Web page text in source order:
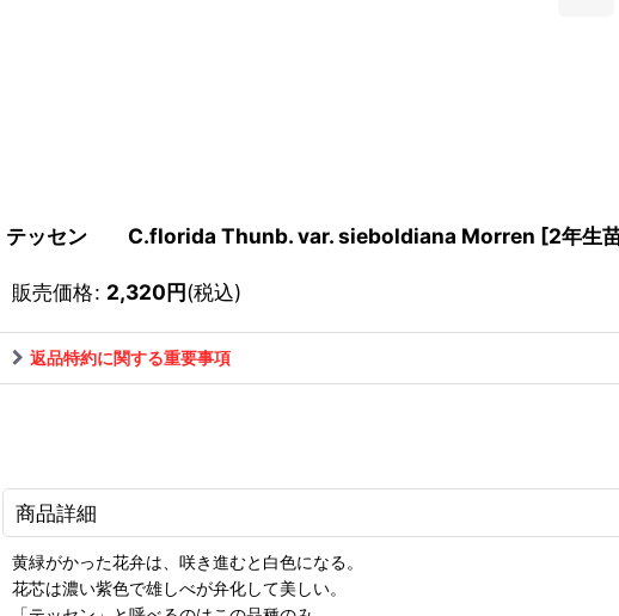
テッセン C.florida Thunb. var. sieboldiana Morren [2年生
販売価格: 2,320円(税込)
返品特約に関する重要事項
商品詳細
黄緑がかった花弁は、咲き進むと白色になる。
花芯は濃い紫色で雄しべが弁化して美しい。